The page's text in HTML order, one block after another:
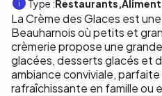
Type :Restaurants
La Crème des Glaces est
Beauharnois où petits et
crèmerie propose une
glacées, desserts glacés et
ambiance conviviale,
rafraîchissante en famille ou